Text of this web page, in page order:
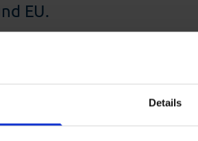
Details
EU.